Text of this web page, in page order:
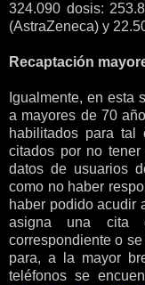
324.090 dosis:
(AstraZeneca) y
Recaptación
Igualmente, en esta
a mayores de 70
habilitados para
citados por no
datos de usuarios
como no haber
haber podido acudir
asigna una cita
correspondiente o
para, a la mayor
teléfonos se